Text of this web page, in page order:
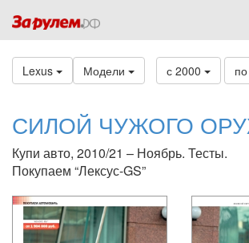
Lexus Модели с 2000
СИЛОЙ ЧУЖОГО
Купи авто, 2010/21 – Ноябрь. Тесты.
Покупаем “Лексус-GS”